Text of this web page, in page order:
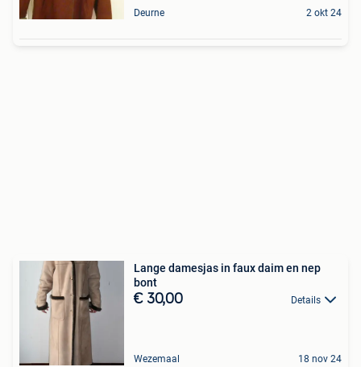
Deurne 2 okt 24
Lange damesjas in faux daim en nep
bont
€ 30,00 Details
Wezemaal 18 nov 24